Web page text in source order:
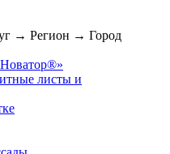
→ Регион → Город
листы и